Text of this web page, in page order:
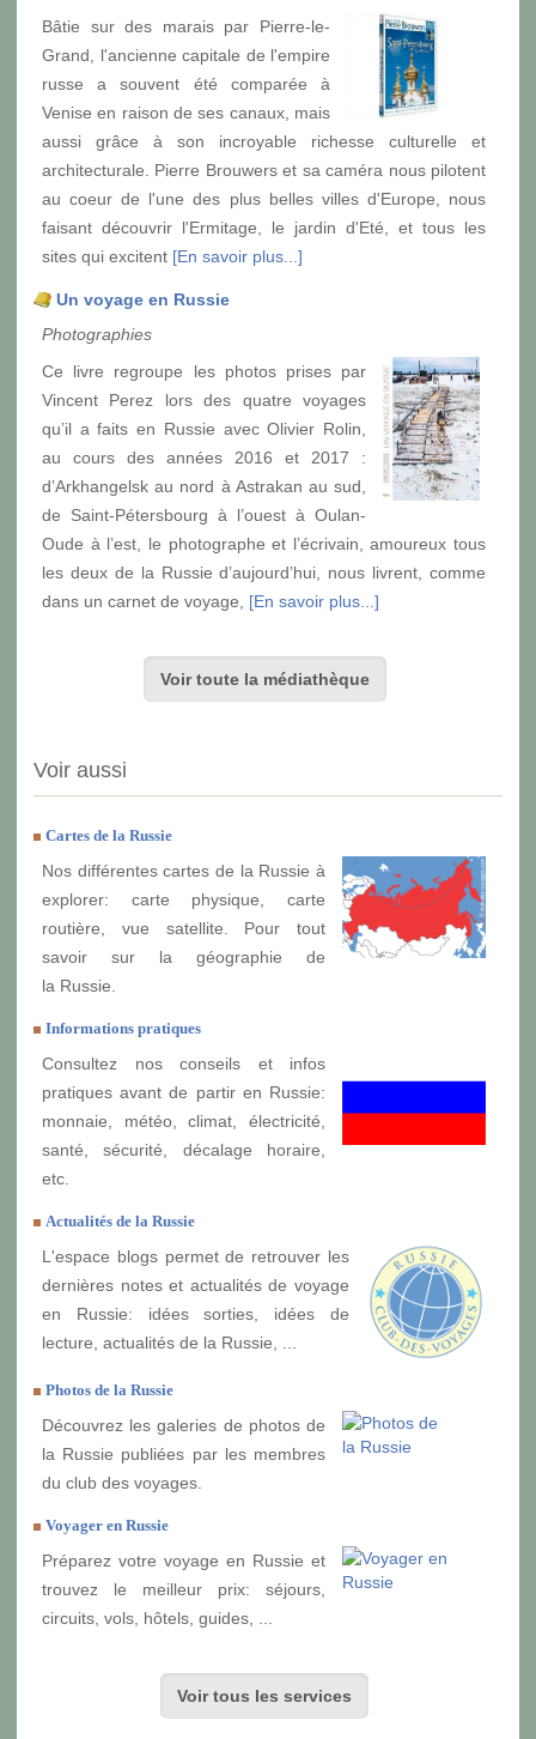
Bâtie sur des marais par Pierre-le-
Grand, l'ancienne capitale de l'empire
russe a souvent été comparée à
Venise en raison de ses canaux, mais
aussi grâce à son incroyable richesse culturelle et
architecturale. Pierre Brouwers et sa caméra nous pilotent
au coeur de l'une des plus belles villes d'Europe, nous
faisant découvrir l'Ermitage, le jardin d'Eté, et tous les
sites qui excitent [En savoir plus...]
Un voyage en Russie
Photographies
Ce livre regroupe les photos prises par
Vincent Perez lors des quatre voyages
qu’il a faits en Russie avec Olivier Rolin,
au cours des années 2016 et 2017 :
d’Arkhangelsk au nord à Astrakan au sud,
de Saint-Pétersbourg à l’ouest à Oulan-
Oude à l’est, le photographe et l’écrivain, amoureux tous
les deux de la Russie d’aujourd’hui, nous livrent, comme
dans un carnet de voyage, [En savoir plus...]
Voir toute la médiathèque
Voir aussi
Cartes de la Russie
Nos différentes cartes de la Russie à
explorer: carte physique, carte
routière, vue satellite. Pour tout
savoir sur la géographie de
la Russie.
Informations pratiques
Consultez nos conseils et infos
pratiques avant de partir en Russie:
monnaie, météo, climat, électricité,
santé, sécurité, décalage horaire,
etc.
Actualités de la Russie
L'espace blogs permet de retrouver les
dernières notes et actualités de voyage
en Russie: idées sorties, idées de
lecture, actualités de la Russie, ...
Photos de la Russie
Découvrez les galeries de photos de
la Russie publiées par les membres
du club des voyages.
Voyager en Russie
Préparez votre voyage en Russie et
trouvez le meilleur prix: séjours,
circuits, vols, hôtels, guides, ...
Voir tous les services